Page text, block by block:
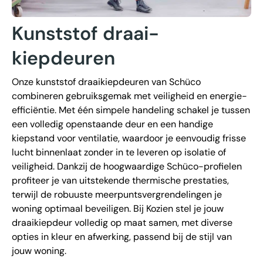
Kunststof draai-
kiepdeuren
Onze kunststof draaikiepdeuren van Schüco
combineren gebruiksgemak met veiligheid en energie-
efficiëntie. Met één simpele handeling schakel je tussen
een volledig openstaande deur en een handige
kiepstand voor ventilatie, waardoor je eenvoudig frisse
lucht binnenlaat zonder in te leveren op isolatie of
veiligheid. Dankzij de hoogwaardige Schüco-profielen
profiteer je van uitstekende thermische prestaties,
terwijl de robuuste meerpuntsvergrendelingen je
woning optimaal beveiligen. Bij Kozien stel je jouw
draaikiepdeur volledig op maat samen, met diverse
opties in kleur en afwerking, passend bij de stijl van
jouw woning.